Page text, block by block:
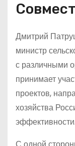
Дмитрий
министр
с различными
принимает
проектов,
хозяйства
эффективности.